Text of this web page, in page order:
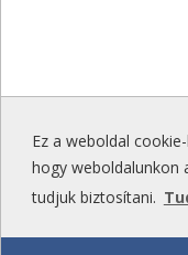
Ez a weboldal
hogy weboldalunkon
tudjuk biztosítani.